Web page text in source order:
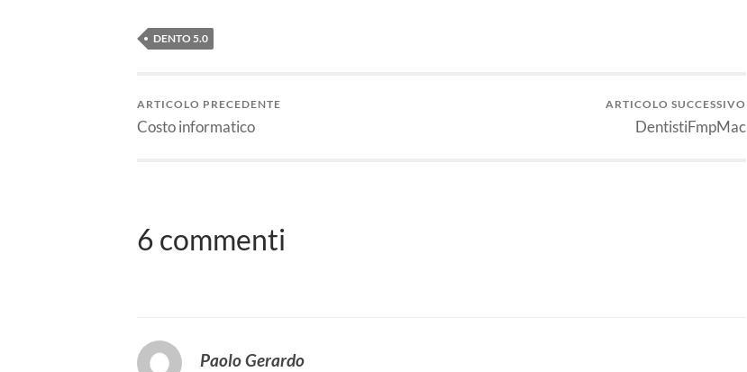
DENTO 5.0
ARTICOLO PRECEDENTE
Costo informatico
ARTICOLO SUCCESSIVO
DentistiFmpMac
6 commenti
Paolo Gerardo